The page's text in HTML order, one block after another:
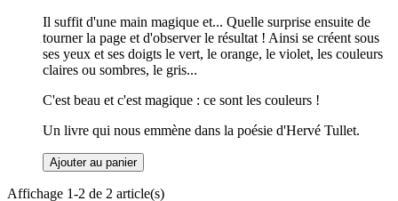
Il suffit d'une main magique et... Quelle surprise ensuite de
tourner la page et d'observer le résultat ! Ainsi se créent sous
ses yeux et ses doigts le vert, le orange, le violet, les couleurs
claires ou sombres, le gris...
C'est beau et c'est magique : ce sont les couleurs !
Un livre qui nous emmène dans la poésie d'Hervé Tullet.
Ajouter au panier
Affichage 1-2 de 2 article(s)